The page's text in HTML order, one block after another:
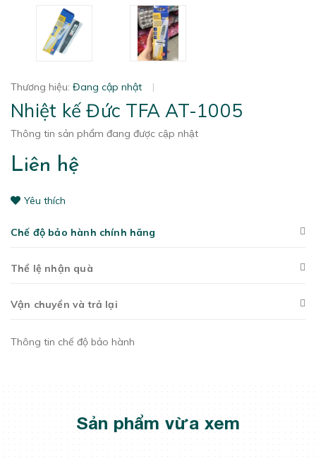
Thương hiệu: Đang cập nhật |
Nhiệt kế Đức TFA AT-1005
Thông tin sản phẩm đang được cập nhật
Liên hệ
Yêu thích
Chế độ bảo hành chính hãng
Thể lệ nhận quà
Vận chuyển và trả lại
Thông tin chế độ bảo hành
Sản phẩm vừa xem